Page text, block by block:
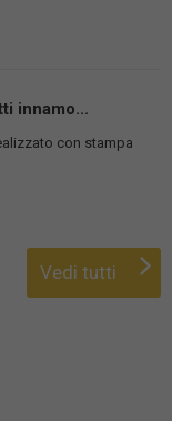
innamo...
con stampa
Vedi tutti